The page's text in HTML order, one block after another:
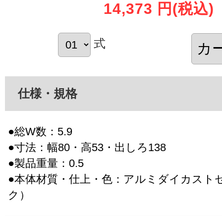
14,373 円 (税込)
式
仕様・規格
●総W数：5.9
●寸法：幅80・高53・出しろ138
●製品重量：0.5
●本体材質・仕上・色：アルミダイカスト
ク）